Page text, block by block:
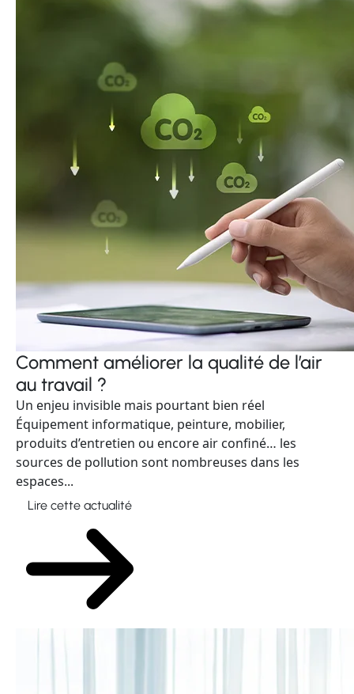
Comment améliorer la qualité de l’air
au travail ?
Un enjeu invisible mais pourtant bien réel
Équipement informatique, peinture, mobilier,
produits d’entretien ou encore air confiné… les
sources de pollution sont nombreuses dans les
espaces...
Lire cette actualité